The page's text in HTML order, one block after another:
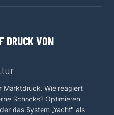
DRUCK VON
Marktdruck. Wie reagiert
Schocks? Optimieren
das System „Yacht" als